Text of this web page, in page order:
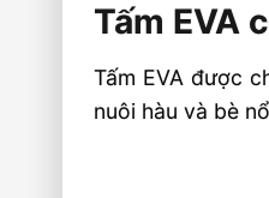
Đặc tính
Ứng
Chọn tấm
Tiêu chí
Tấm EVA
Tấm EVA được
nuôi hàu và bè